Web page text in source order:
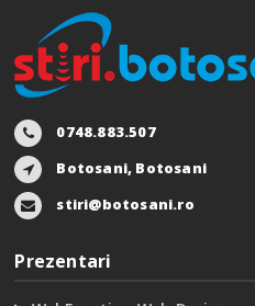
0748.883.507
Botosani, Botosani
stiri@botosani.ro
Prezentari